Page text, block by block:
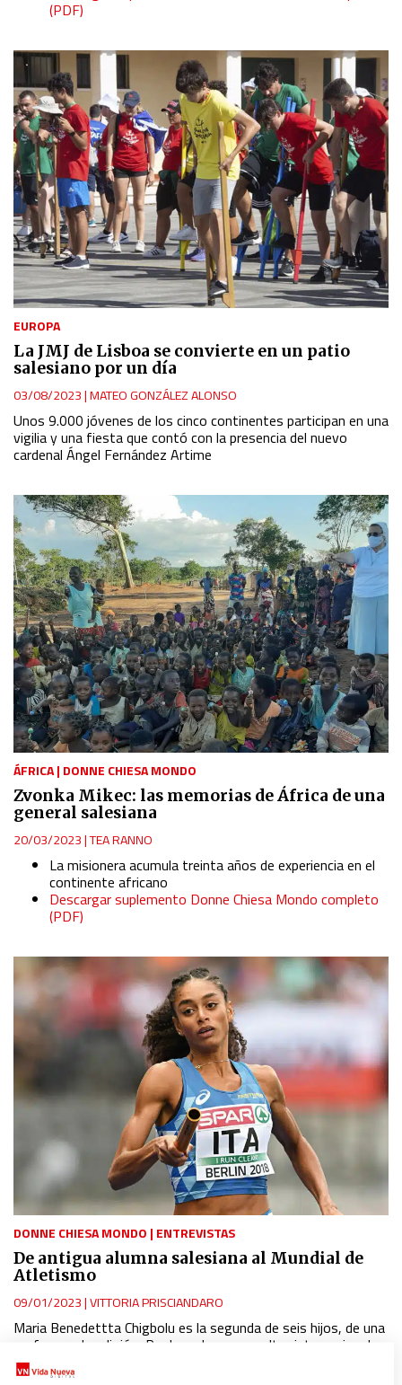
(PDF)
EUROPA
La JMJ de Lisboa se convierte en un patio
salesiano por un día
03/08/2023|MATEO GONZÁLEZ ALONSO
Unos 9.000 jóvenes de los cinco continentes participan en una
vigilia y una fiesta que contó con la presencia del nuevo
cardenal Ángel Fernández Artime
ÁFRICA| DONNE CHIESA MONDO
Zvonka Mikec: las memorias de África de una
general salesiana
20/03/2023|TEA RANNO
La misionera acumula treinta años de experiencia en el
continente africano
Descargar suplemento Donne Chiesa Mondo completo
(PDF)
DONNE CHIESA MONDO | ENTREVISTAS
De antigua alumna salesiana al Mundial de
Atletismo
09/01/2023|VITTORIA PRISCIANDARO
Maria Benedettta Chigbolu es la segunda de seis hijos, de una
profesora de religión, Paola, y de un consultor internacional
nigeriano, Augustine